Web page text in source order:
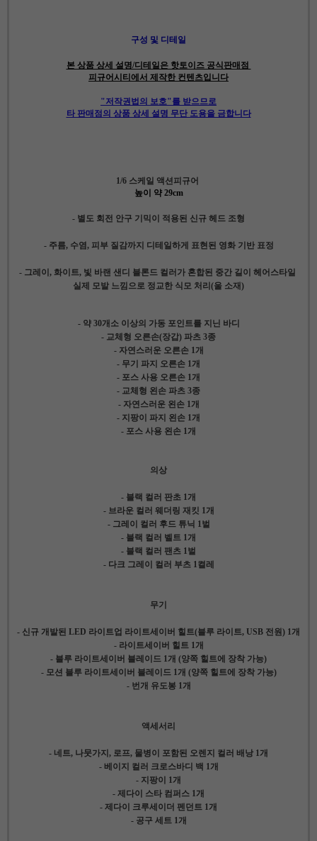
구성 및 디테일
본 상품 상세 설명/디테일은 핫토이즈 공식판매점
피규어시티에서 제작한 컨텐츠입니다
"저작권법의 보호"를 받으므로
타 판매점의 상품 상세 설명 무단 도용을 금합니다
1/6 스케일 액션피규어
높이 약 29cm
- 별도 회전 안구 기믹이 적용된 신규 헤드 조형
- 주름, 수염, 피부 질감까지 디테일하게 표현된 영화 기반 표정
- 그레이, 화이트, 빛 바랜 샌디 블론드 컬러가 혼합된 중간 길이 헤어스타일
실제 모발 느낌으로 정교한 식모 처리(울 소재)
- 약 30개소 이상의 가동 포인트를 지닌 바디
- 교체형 오른손(장갑) 파츠 3종
- 자연스러운 오른손 1개
- 무기 파지 오른손 1개
- 포스 사용 오른손 1개
- 교체형 왼손 파츠 3종
- 자연스러운 왼손 1개
- 지팡이 파지 왼손 1개
- 포스 사용 왼손 1개
의상
- 블랙 컬러 판초 1개
- 브라운 컬러 웨더링 재킷 1개
- 그레이 컬러 후드 튜닉 1벌
- 블랙 컬러 벨트 1개
- 블랙 컬러 팬츠 1벌
- 다크 그레이 컬러 부츠 1켤레
무기
- 신규 개발된 LED 라이트업 라이트세이버 힐트(블루 라이트, USB 전원) 1개
- 라이트세이버 힐트 1개
- 블루 라이트세이버 블레이드 1개 (양쪽 힐트에 장착 가능)
- 모션 블루 라이트세이버 블레이드 1개 (양쪽 힐트에 장착 가능)
- 번개 유도봉 1개
액세서리
- 네트, 나뭇가지, 로프, 물병이 포함된 오렌지 컬러 배낭 1개
- 베이지 컬러 크로스바디 백 1개
- 지팡이 1개
- 제다이 스타 컴퍼스 1개
- 제다이 크루세이더 펜던트 1개
- 공구 세트 1개